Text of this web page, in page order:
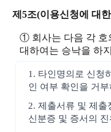
제5조(이용신청에 대
① 회사는 다음 각 호
대하여는 승낙을 하
1. 타인명의로 신청
인 여부 확인을 거
2. 제출서류 및 제
신분증 및 증서의